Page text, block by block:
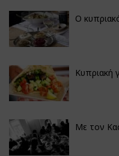
Ο
Κυπριακή
Με τον